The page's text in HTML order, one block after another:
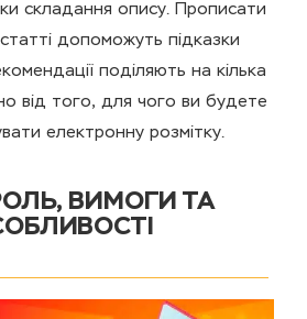
складання опису. Прописати
допоможуть підказки
поділяють на кілька
від того, для чого ви будете
електронну розмітку.
ВИМОГИ ТА